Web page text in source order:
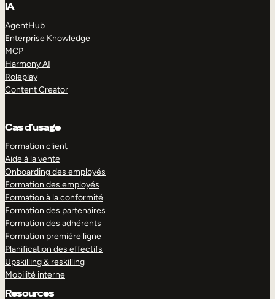
IA
AgentHub
Enterprise Knowledge
MCP
Harmony AI
Roleplay
Content Creator
Cas d’usage
Formation client
Aide à la vente
Onboarding des employés
Formation des employés
Formation à la conformité
Formation des partenaires
Formation des adhérents
Formation première ligne
Planification des effectifs
Upskilling & reskilling
Mobilité interne
Resources